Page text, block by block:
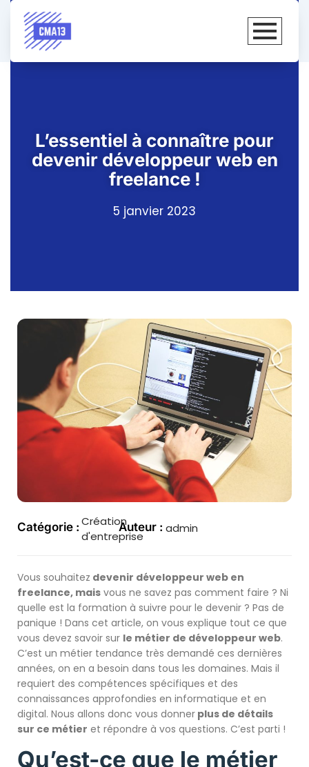
L’essentiel à connaître pour
devenir développeur web en
freelance !
5 janvier 2023
Catégorie : Création
d'entreprise
Auteur : admin
Vous souhaitez devenir développeur web en
freelance, mais vous ne savez pas comment faire ? Ni
quelle est la formation à suivre pour le devenir ? Pas de
panique ! Dans cet article, on vous explique tout ce que
vous devez savoir sur le métier de développeur web.
C’est un métier tendance très demandé ces dernières
années, on en a besoin dans tous les domaines. Mais il
requiert des compétences spécifiques et des
connaissances approfondies en informatique et en
digital. Nous allons donc vous donner plus de détails
sur ce métier et répondre à vos questions. C’est parti !
Qu’est-ce que le métier